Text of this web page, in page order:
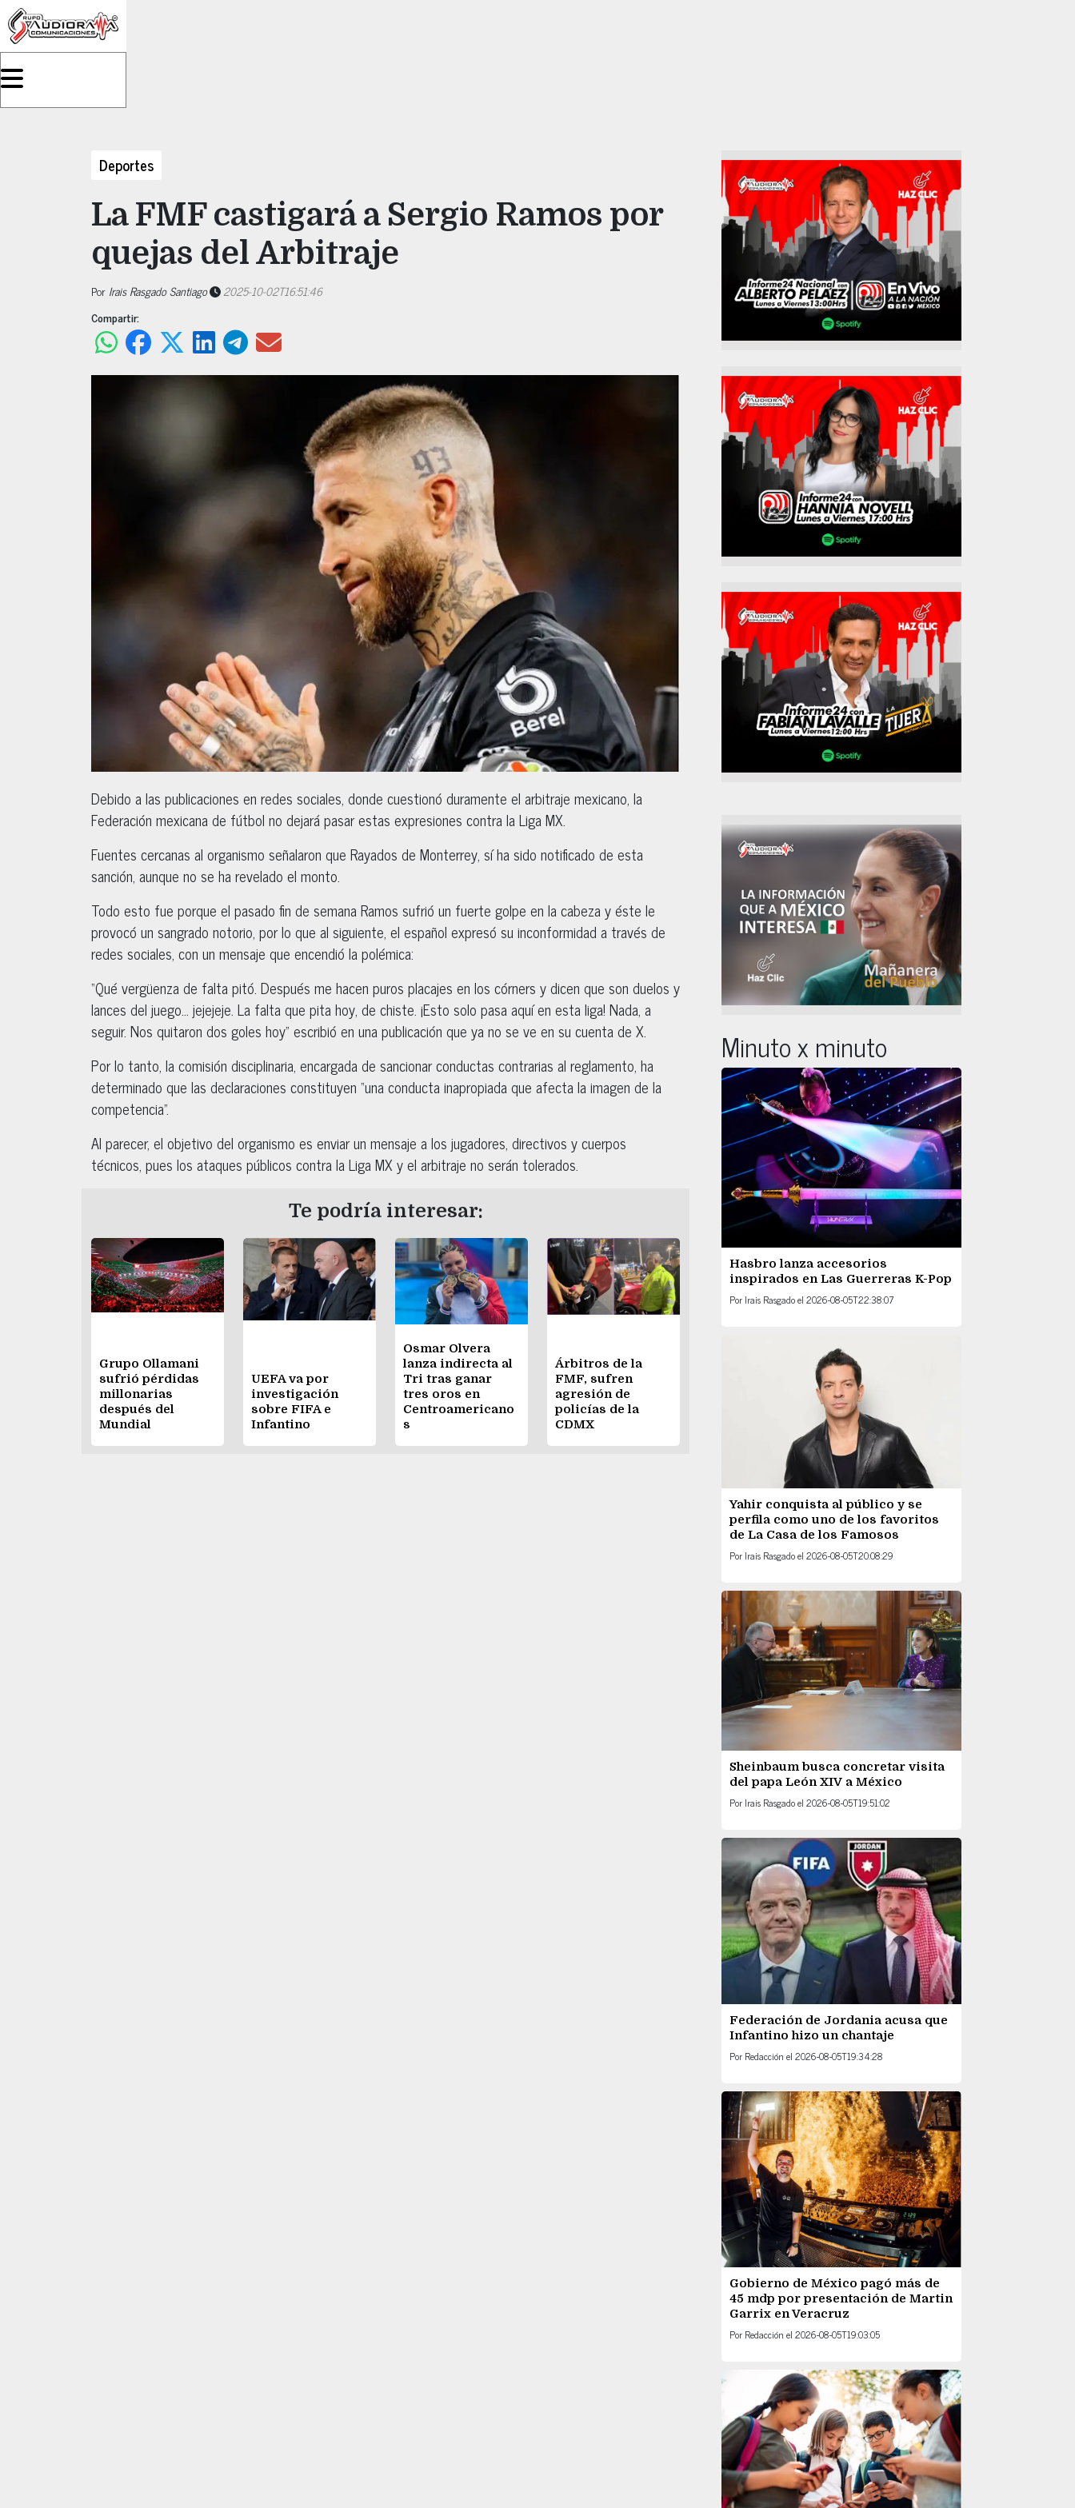
Deportes
La FMF castigará a Sergio Ramos por
quejas del Arbitraje
Por Irais Rasgado Santiago
2025-10-02T16:51:46
Compartir:
Debido a las publicaciones en redes sociales, donde cuestionó duramente el arbitraje mexicano, la
Federación mexicana de fútbol no dejará pasar estas expresiones contra la Liga MX.
Fuentes cercanas al organismo señalaron que Rayados de Monterrey, sí ha sido notificado de esta
sanción, aunque no se ha revelado el monto.
Todo esto fue porque el pasado fin de semana Ramos sufrió un fuerte golpe en la cabeza y éste le
provocó un sangrado notorio, por lo que al siguiente, el español expresó su inconformidad a través de
redes sociales, con un mensaje que encendió la polémica:
“Qué vergüenza de falta pitó. Después me hacen puros placajes en los córners y dicen que son duelos y
lances del juego… jejejeje. La falta que pita hoy, de chiste. ¡Esto solo pasa aquí en esta liga! Nada, a
seguir. Nos quitaron dos goles hoy” escribió en una publicación que ya no se ve en su cuenta de X.
Por lo tanto, la comisión disciplinaria, encargada de sancionar conductas contrarias al reglamento, ha
determinado que las declaraciones constituyen “una conducta inapropiada que afecta la imagen de la
competencia”.
Al parecer, el objetivo del organismo es enviar un mensaje a los jugadores, directivos y cuerpos
técnicos, pues los ataques públicos contra la Liga MX y el arbitraje no serán tolerados.
Te podría interesar:
Grupo Ollamani
sufrió pérdidas
millonarias
después del
Mundial
UEFA va por
investigación
sobre FIFA e
Infantino
Osmar Olvera
lanza indirecta al
Tri tras ganar
tres oros en
Centroamericano
s
Árbitros de la
FMF, sufren
agresión de
policías de la
CDMX
Minuto x minuto
Hasbro lanza accesorios
inspirados en Las Guerreras K-Pop
Por Irais Rasgadoel 2026-08-05T22:38:07
Yahir conquista al público y se
perfila como uno de los favoritos
de La Casa de los Famosos
Por Irais Rasgadoel 2026-08-05T20:08:29
Sheinbaum busca concretar visita
del papa León XIV a México
Por Irais Rasgadoel 2026-08-05T19:51:02
Federación de Jordania acusa que
Infantino hizo un chantaje
Por Redacción el 2026-08-05T19:34:28
Gobierno de México pagó más de
45 mdp por presentación de Martin
Garrix en Veracruz
Por Redacción el 2026-08-05T19:03:05